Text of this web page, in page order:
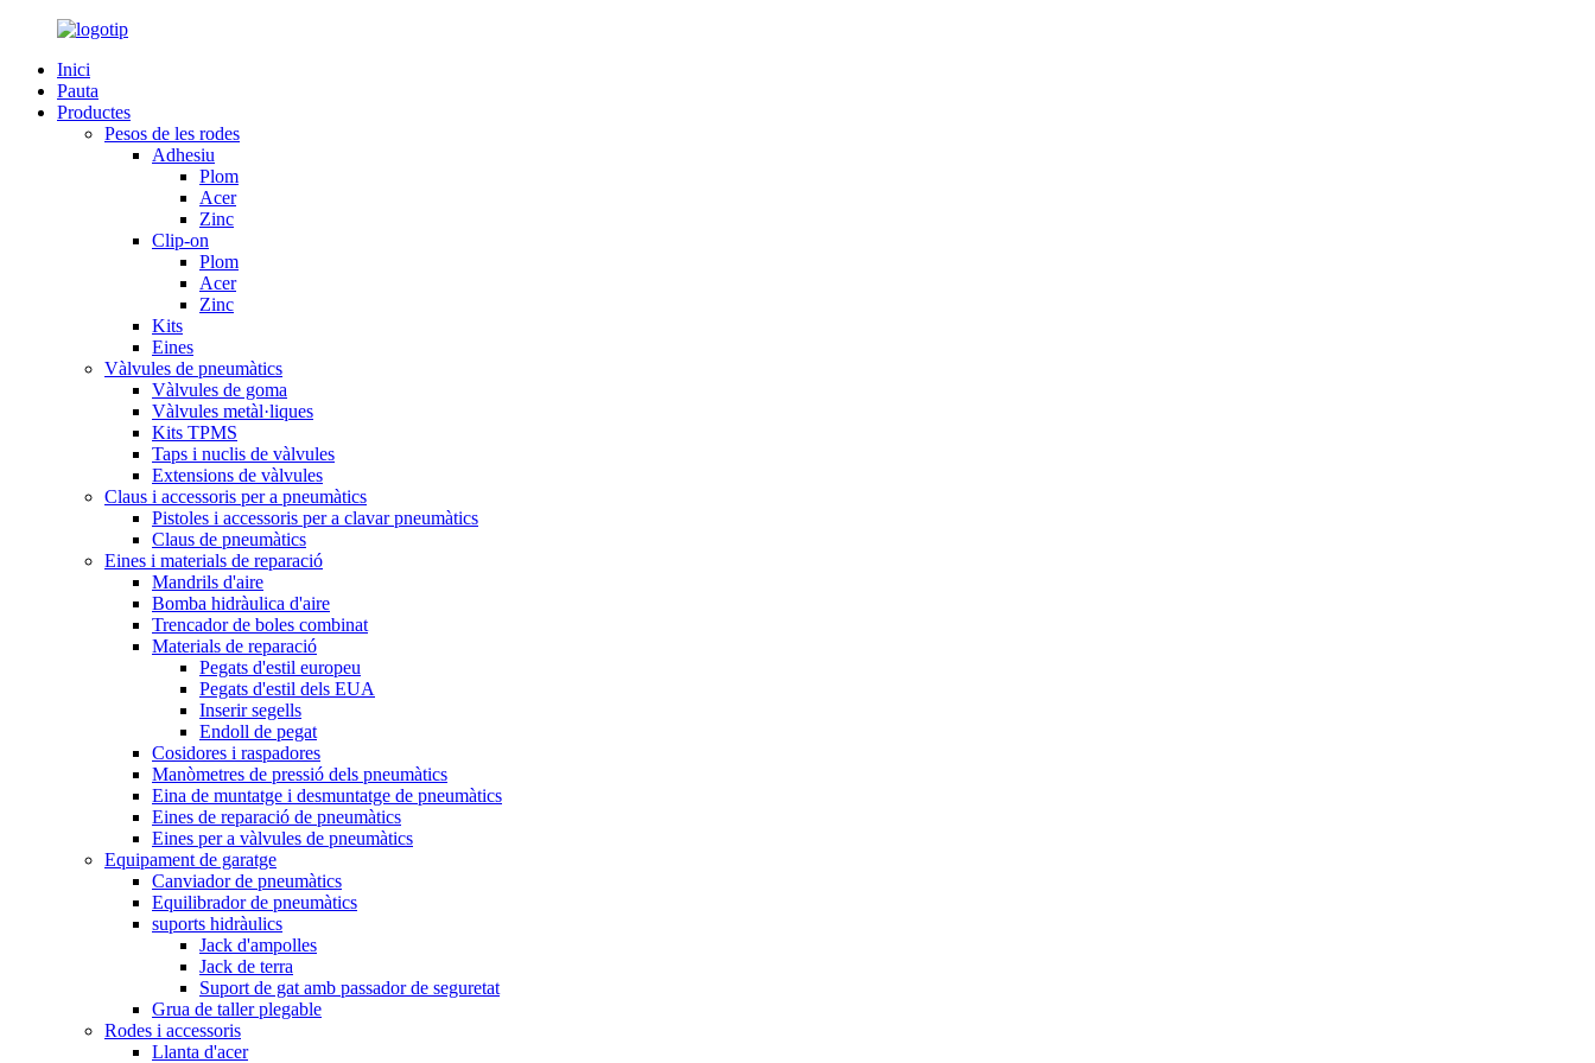
Inici
Pauta
Productes
Pesos de les rodes
Adhesiu
Plom
Acer
Zinc
Clip-on
Plom
Acer
Zinc
Kits
Eines
Vàlvules de pneumàtics
Vàlvules de goma
Vàlvules metàl·liques
Kits TPMS
Taps i nuclis de vàlvules
Extensions de vàlvules
Claus i accessoris per a pneumàtics
Pistoles i accessoris per a clavar pneumàtics
Claus de pneumàtics
Eines i materials de reparació
Mandrils d'aire
Bomba hidràulica d'aire
Trencador de boles combinat
Materials de reparació
Pegats d'estil europeu
Pegats d'estil dels EUA
Inserir segells
Endoll de pegat
Cosidores i raspadores
Manòmetres de pressió dels pneumàtics
Eina de muntatge i desmuntatge de pneumàtics
Eines de reparació de pneumàtics
Eines per a vàlvules de pneumàtics
Equipament de garatge
Canviador de pneumàtics
Equilibrador de pneumàtics
suports hidràulics
Jack d'ampolles
Jack de terra
Suport de gat amb passador de seguretat
Grua de taller plegable
Rodes i accessoris
Llanta d'acer